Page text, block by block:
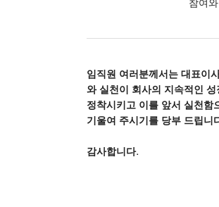
참여
임직원 여러분께서는 대표이
와 실천이 회사의 지속적인
정착시키고 이를 앞서 실천함
기울여 주시기를 당부 드립니
감사합니다.